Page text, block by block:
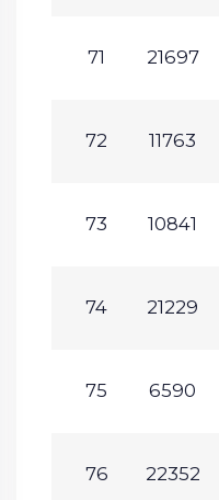
71 21697
72 11763
73 10841
74 21229
75 6590
76 22352